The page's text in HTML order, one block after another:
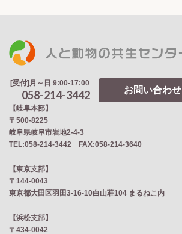
[受付]月～日 9:00-17:00
058-214-3442 お問い合わせ
【岐阜本部】
〒500-8225
岐阜県岐阜市岩地2‐4‐3
TEL:058-214-3442 FAX:058-214-3640
【東京支部】
〒144-0043
東京都大田区羽田3-16-10白山荘104 まるねこ内
【浜松支部】
〒434-0042